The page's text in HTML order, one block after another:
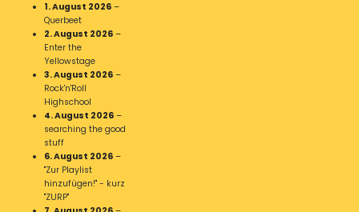
1. August 2026 –
Querbeet
2. August 2026 –
Enter the
Yellowstage
3. August 2026 –
Rock'n'Roll
Highschool
4. August 2026 –
searching the good
stuff
6. August 2026 –
"Zur Playlist
hinzufügen!" - kurz
"ZURP"